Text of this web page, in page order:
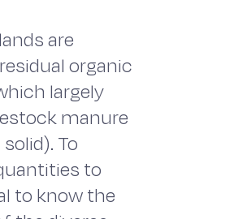
are
organic
largely
manure
To
to
to know the